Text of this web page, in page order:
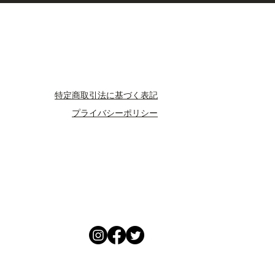
特定商取引法に基づく表記
プライバシーポリシー